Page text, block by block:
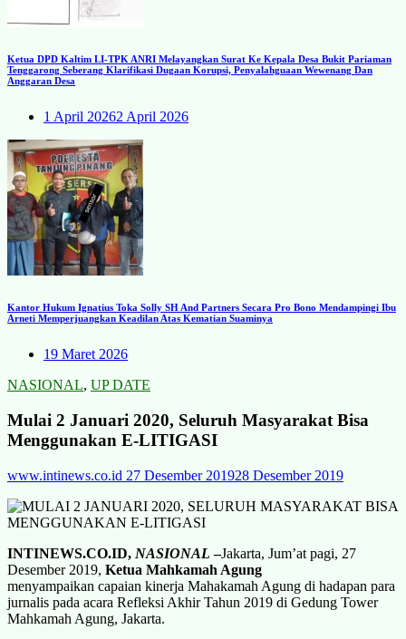
Ketua DPD Kaltim LI-TPK ANRI Melayangkan Surat Ke Kepala Desa Bukit Pariaman
Tenggarong Seberang Klarifikasi Dugaan Korupsi, Penyalahguaan Wewenang Dan
Anggaran Desa
1 April 20262 April 2026
Kantor Hukum Ignatius Toka Solly SH And Partners Secara Pro Bono Mendampingi Ibu
Arneti Memperjuangkan Keadilan Atas Kematian Suaminya
19 Maret 2026
NASIONAL, UP DATE
Mulai 2 Januari 2020, Seluruh Masyarakat Bisa
Menggunakan E-LITIGASI
www.intinews.co.id 27 Desember 201928 Desember 2019
INTINEWS.CO.ID, NASIONAL –Jakarta, Jum’at pagi, 27
Desember 2019, Ketua Mahkamah Agung
menyampaikan capaian kinerja Mahakamah Agung di hadapan para
jurnalis pada acara Refleksi Akhir Tahun 2019 di Gedung Tower
Mahkamah Agung, Jakarta.